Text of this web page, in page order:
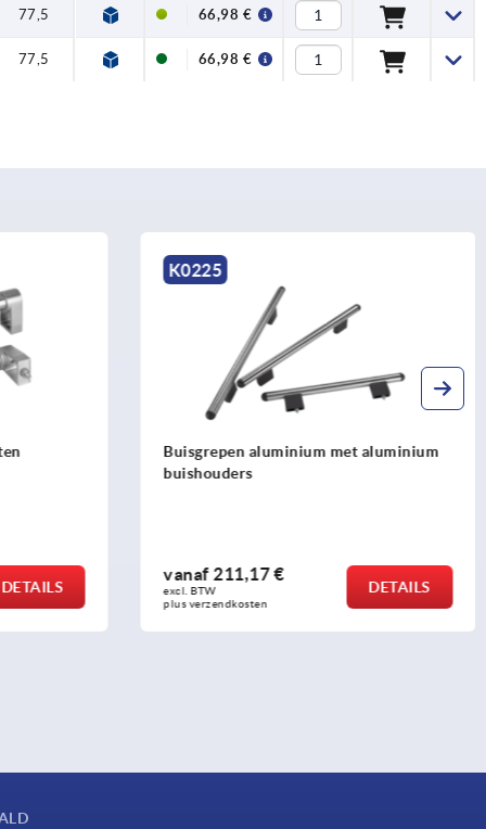
77,5 66,98 €
77,5 66,98 €
DETAILS
K0225
Buisgrepen aluminium met aluminium
buishouders
vanaf 211,17 €
excl. BTW
plus verzendkosten
DETAILS